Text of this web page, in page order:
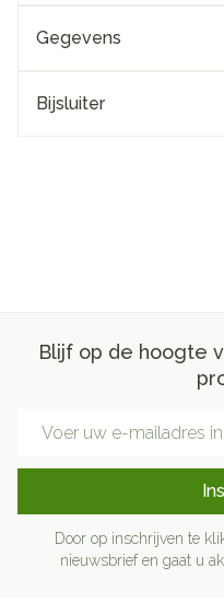
Gegevens
Bijsluiter
Blijf op de hoogte
Door op inschrijven te
nieuwsbrief en gaat u